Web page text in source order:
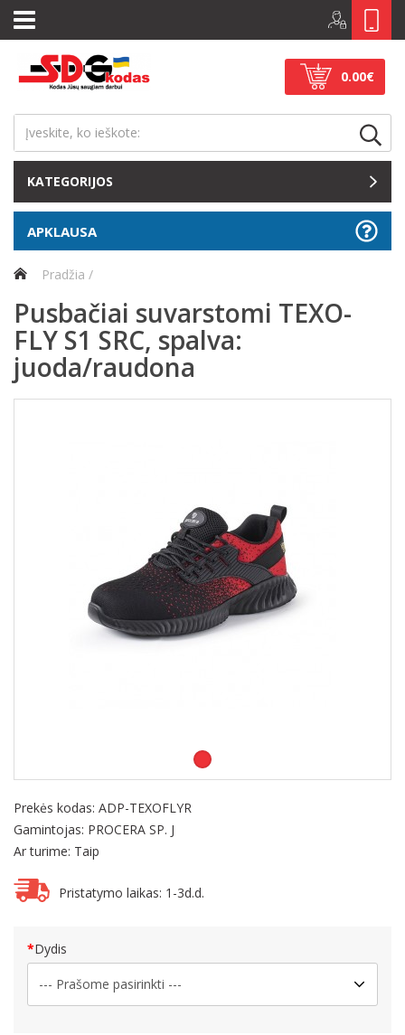
0.00€
KATEGORIJOS
APKLAUSA
Pradžia
Pusbačiai suvarstomi TEXO-
FLY S1 SRC, spalva:
juoda/raudona
Prekės kodas: ADP-TEXOFLYR
Gamintojas: PROCERA SP. J
Ar turime: Taip
Pristatymo laikas: 1-3d.d.
Dydis